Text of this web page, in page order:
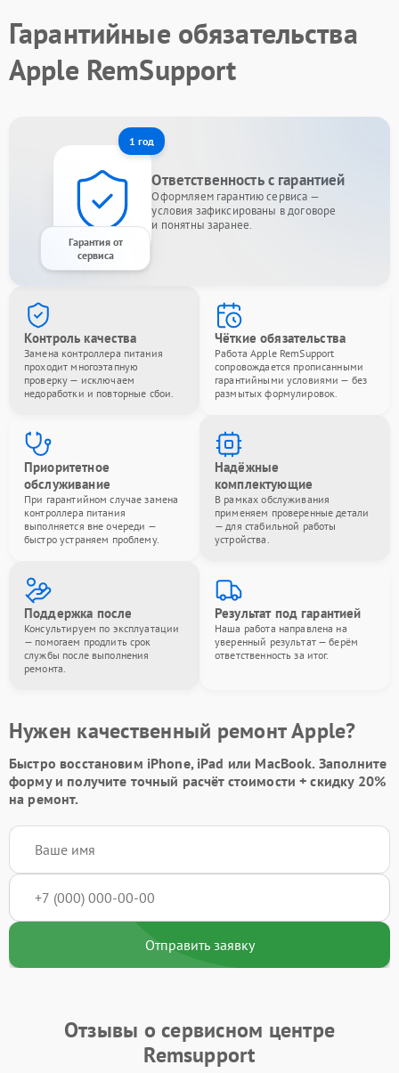
Гарантийные обязательства
Apple RemSupport
1 год
Гарантия от
сервиса
Ответственность с гарантией
Оформляем гарантию сервиса —
условия зафиксированы в договоре
и понятны заранее.
Контроль качества
Замена контроллера питания
проходит многоэтапную
проверку — исключаем
недоработки и повторные сбои.
Чёткие обязательства
Работа Apple RemSupport
сопровождается прописанными
гарантийными условиями — без
размытых формулировок.
Приоритетное
обслуживание
При гарантийном случае замена
контроллера питания
выполняется вне очереди —
быстро устраняем проблему.
Надёжные
комплектующие
В рамках обслуживания
применяем проверенные детали
— для стабильной работы
устройства.
Поддержка после
Консультируем по эксплуатации
— помогаем продлить срок
службы после выполнения
ремонта.
Результат под гарантией
Наша работа направлена на
уверенный результат — берём
ответственность за итог.
Нужен качественный ремонт Apple?
Быстро восстановим iPhone, iPad или MacBook. Заполните
формуи получите точный расчёт стоимости +скидку 20%
на ремонт.
Отправить заявку
Отзывы о сервисном центре
Remsupport